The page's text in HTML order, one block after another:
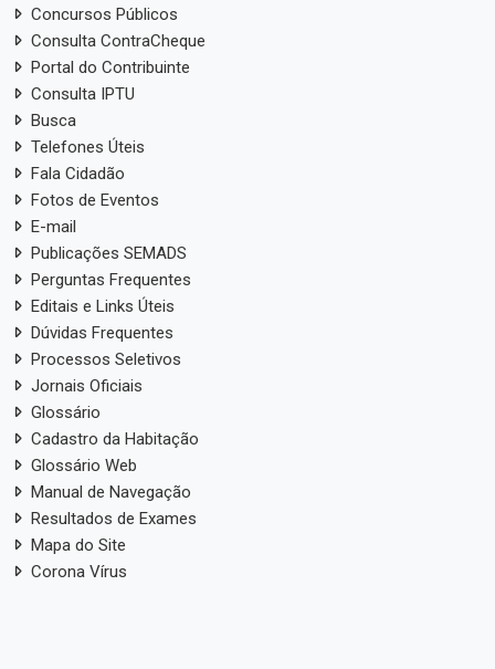
Concursos Públicos
Consulta ContraCheque
Portal do Contribuinte
Consulta IPTU
Busca
Telefones Úteis
Fala Cidadão
Fotos de Eventos
E-mail
Publicações SEMADS
Perguntas Frequentes
Editais e Links Úteis
Dúvidas Frequentes
Processos Seletivos
Jornais Oficiais
Glossário
Cadastro da Habitação
Glossário Web
Manual de Navegação
Resultados de Exames
Mapa do Site
Corona Vírus